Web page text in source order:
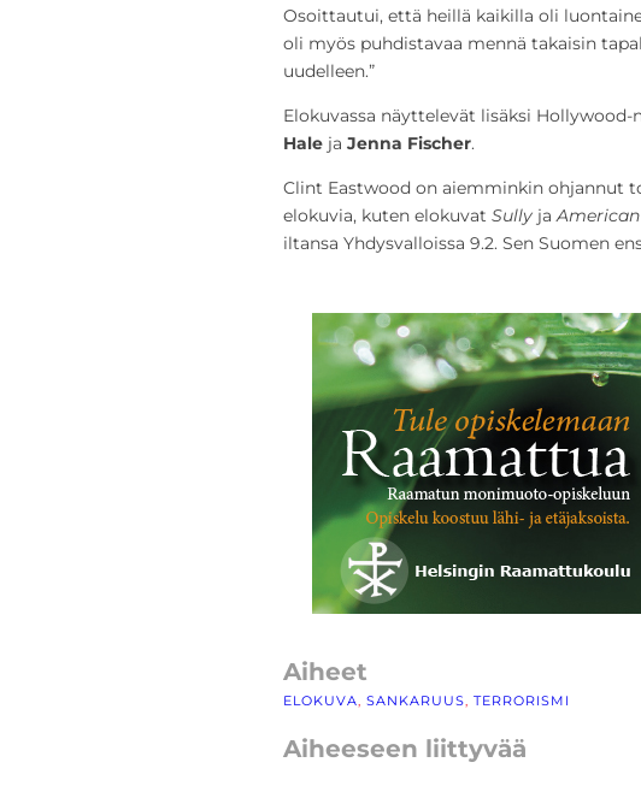
Osoittautui, että heillä kaikilla oli
oli myös puhdistavaa mennä takaisin
uudelleen.”
Elokuvassa näyttelevät lisäksi
Haleja Jenna Fischer.
Clint Eastwood on aiemminkin ohjannut
elokuvia, kuten elokuvat Sullyja
iltansa Yhdysvalloissa 9.2. Sen Suomen
Aiheet
ELOKUVA SANKARUUS TERRORISMI
Aiheeseen liittyvää